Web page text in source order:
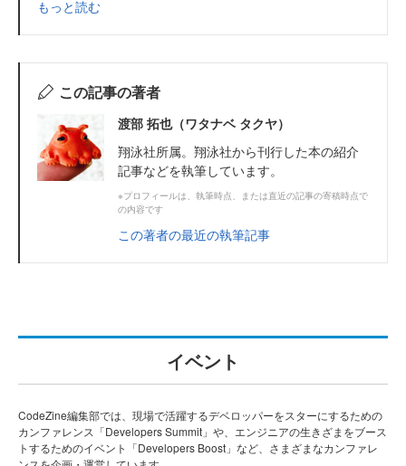
もっと読む
この記事の著者
渡部 拓也（ワタナベ タクヤ）
翔泳社所属。翔泳社から刊行した本の紹介
記事などを執筆しています。
※プロフィールは、執筆時点、または直近の記事の寄稿時点で
の内容です
この著者の最近の執筆記事
イベント
CodeZine編集部では、現場で活躍するデベロッパーをスターにするための
カンファレンス「Developers Summit」や、エンジニアの生きざまをブース
トするためのイベント「Developers Boost」など、さまざまなカンファレ